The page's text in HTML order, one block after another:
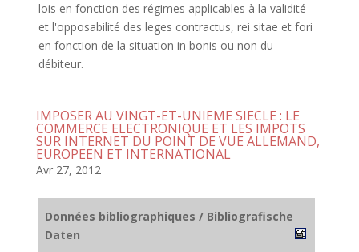
lois en fonction des régimes applicables à la validité
et l'opposabilité des leges contractus, rei sitae et fori
en fonction de la situation in bonis ou non du
débiteur.
IMPOSER AU VINGT-ET-UNIEME SIECLE : LE
COMMERCE ELECTRONIQUE ET LES IMPOTS
SUR INTERNET DU POINT DE VUE ALLEMAND,
EUROPEEN ET INTERNATIONAL
Avr 27, 2012
Données bibliographiques / Bibliografische
Daten